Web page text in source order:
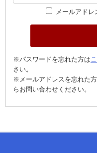
メールアド
※パスワードを忘れた方は
さい。
※メールアドレスを忘れた方
らお問い合わせください。